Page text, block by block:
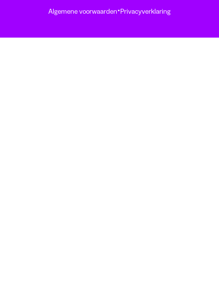
Algemene voorwaarden·Privacyverklaring